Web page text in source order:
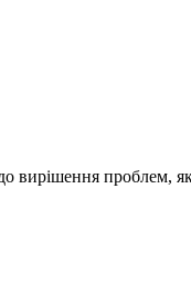
вирішення проблем,